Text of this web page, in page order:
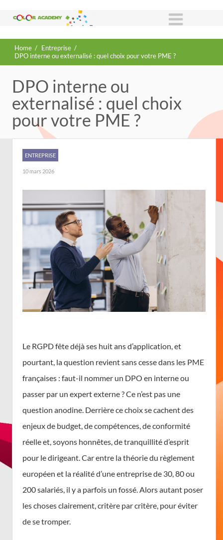
Home / Entreprise /
DPO interne ou externalisé : quel choix pour votre PME ?
DPO interne ou
externalisé : quel choix
pour votre PME ?
ENTREPRISE
10 mars 2026
Le RGPD fête déjà ses huit ans d’application, et
pourtant, la question revient sans cesse dans les PME
françaises : faut-il nommer un DPO en interne ou
passer par un expert externe ? Ce n’est pas une
question anodine. Derrière ce choix se cachent des
enjeux de budget, de compétences, de conformité
réelle et, soyons honnêtes, de tranquillité d’esprit
pour le dirigeant. Car entre la théorie du règlement
européen et la réalité d’une entreprise de 30, 80 ou
200 salariés, il y a parfois un fossé. Alors autant poser
les choses clairement, critère par critère, pour éviter
de se tromper.